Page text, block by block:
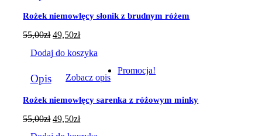
Rożek niemowlęcy słonik z brudnym różem
55,00zł 49,50zł
Dodaj do koszyka
Opis Zobacz opis
Promocja!
Rożek niemowlęcy sarenka z różowym minky
55,00zł 49,50zł